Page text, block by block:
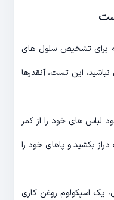
برای تشخیص سلول های
این تست، آنقدرها
لباس های خود را از کمر
دراز بکشید و پاهای خود را
یک اسپکولوم روغن کاری